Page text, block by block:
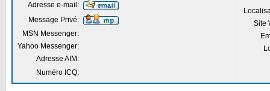
Site
Adresse e-mail:
Message Privé:
MSN Messenger:
Yahoo Messenger:
Adresse AIM:
Numéro ICQ: